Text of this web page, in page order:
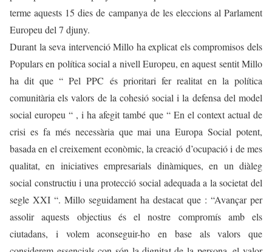
terme aquests 15 dies de campanya de les eleccions al Parlament
Europeu del 7 djuny.
Durant la seva intervenció Millo ha explicat els compromisos dels
Populars en política social a nivell Europeu, en aquest sentit Millo
ha dit que “ Pel PPC és prioritari fer realitat en la política
comunitària els valors de la cohesió social i la defensa del model
social europeu “ , i ha afegit també que “ En el context actual de
crisi es fa més necessària que mai una Europa Social potent,
basada en el creixement econòmic, la creació d’ocupació i de mes
qualitat, en iniciatives empresarials dinàmiques, en un diàleg
social constructiu i una protecció social adequada a la societat del
segle XXI “. Millo seguidament ha destacat que : “Avançar per
assolir aquests objectius és el nostre compromís amb els
ciutadans, i volem aconseguir-ho en base als valors que